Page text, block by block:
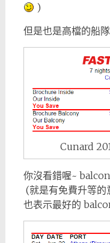
)
但是也是高檔的船
Cunard
你沒看錯喔~
(就是有免費升等的
也表示最好的